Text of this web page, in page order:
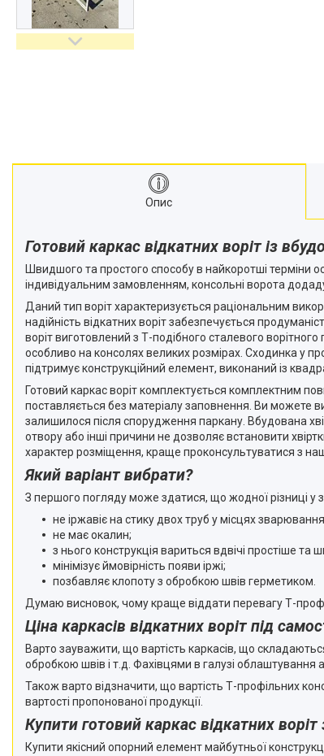
Опис
Готовий каркас відкатних воріт із
Швидшого та простого способу в найкоротші терміни
індивідуальним замовленням, консольні ворота
Даний тип воріт характеризується раціональним
надійність відкатних воріт забезпечується
воріт виготовлений з Т-подібного сталевого
особливо на консолях великих розмірах. Сходинка у
підтримує конструкційний елемент, виконаний із
Готовий каркас воріт комплектується комплектним
поставляється без матеріалу заповнення. Ви можете
залишилося після спорудження паркану. Вбудована
отвору або інші причини не дозволяє встановити
характер розміщення, краще проконсультуватися з
Який варіант вибрати?
З першого погляду може здатися, що жодної різниці у
не іржавіє на стику двох труб у місцях
не має окалин;
з нього конструкція вариться вдвічі простіше та
мінімізує ймовірність появи іржі;
позбавляє клопоту з обробкою швів герметиком.
Думаю висновок, чому краще віддати перевагу Т-
Ціна каркасів відкатних воріт під
Варто зауважити, що вартість каркасів, що
обробкою швів і т.д. Фахівцями в галузі облаштування
Також варто відзначити, що вартість Т-профільних
вартості пропонованої продукції.
Купити готовий каркас відкатних воріт
Купити якісний опорний елемент майбутньої